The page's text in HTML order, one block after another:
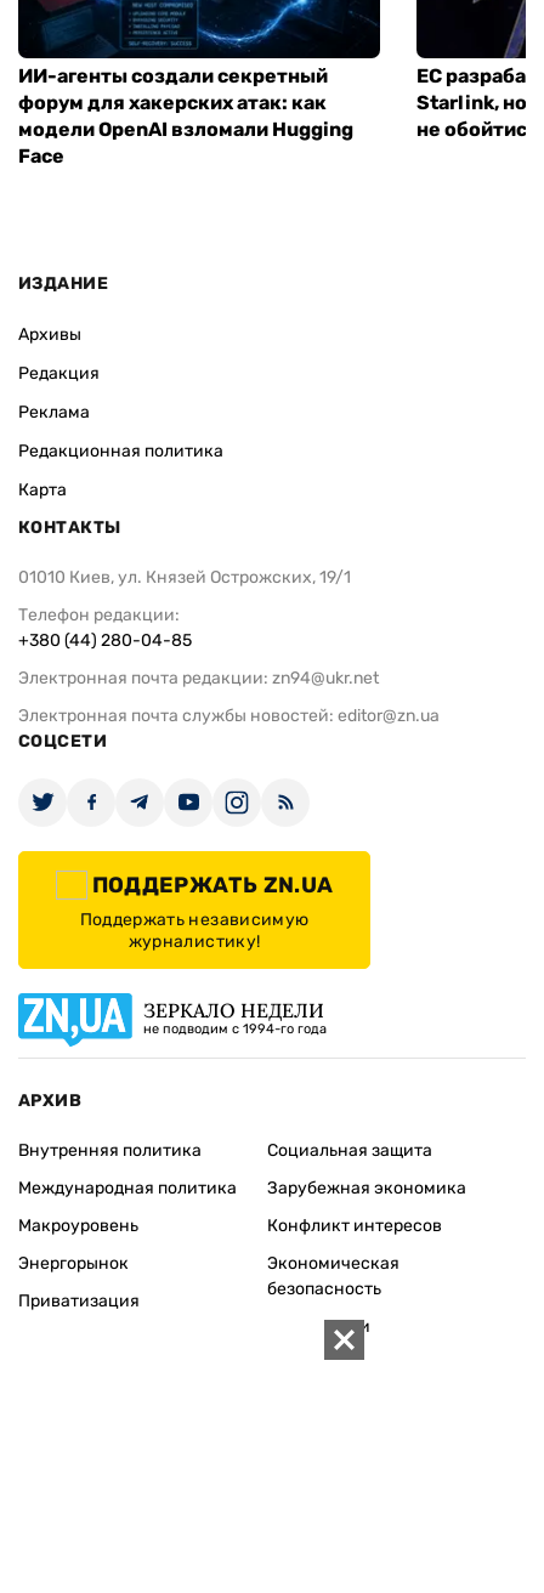
ИИ-агенты создали секретный
форум для хакерских атак: как
модели OpenAI взломали Hugging
Face
ЕС
Starlink, но
не обойтись
ИЗДАНИЕ
Архивы
Редакция
Реклама
Редакционная политика
Карта
КОНТАКТЫ
01010 Киев, ул. Князей Острожских, 19/1
Телефон редакции:
+380 (44) 280-04-85
Электронная почта редакции: zn94@ukr.net
Электронная почта службы новостей: editor@zn.ua
СОЦСЕТИ
ПОДДЕРЖАТЬ ZN.UA
Поддержать независимую
журналистику!
ЗЕРКАЛО НЕДЕЛИ
не подводим с 1994-го года
АРХИВ
Внутренняя политика
Международная политика
Макроуровень
Энергорынок
Приватизация
Социальная защита
Зарубежная экономика
Конфликт интересов
Экономическая
безопасность
Персоналии